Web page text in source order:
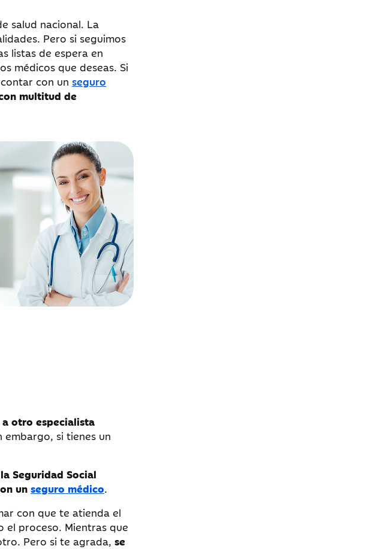
salud nacional. La
Pero si seguimos
listas de espera en
médicos que deseas. Si
con un seguro
multitud de
otro especialista
si tienes un
Seguridad Social
un seguro médico.
con que te atienda el
el proceso. Mientras que
Pero si te agrada, se